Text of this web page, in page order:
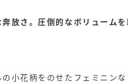
放さ。圧倒的なボリュームを
小花柄をのせたフェミニンな